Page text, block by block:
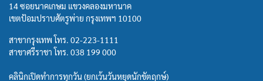
14 ซอยนาคเกษม แขวงคลองมหานาค
เขตป้อมปราบศัตรูพ่าย กรุงเทพฯ 10100
สาขากรุงเทพ โทร. 02-223-1111
สาขาศรีราชา โทร. 038 199 000
คลินิกเปิดทำการทุกวัน (ยกเว้นวันหยุดนักขัตฤกษ์)